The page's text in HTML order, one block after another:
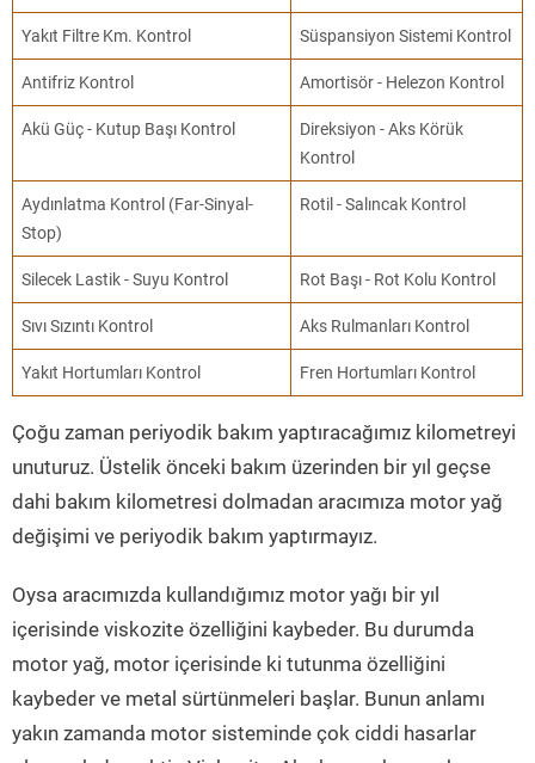
Yakıt Filtre Km. Kontrol Süspansiyon Sistemi Kontrol
Antifriz Kontrol Amortisör - Helezon Kontrol
Akü Güç - Kutup Başı Kontrol
Direksiyon - Aks Körük
Kontrol
Aydınlatma Kontrol (Far-Sinyal-
Stop)
Rotil - Salıncak Kontrol
Silecek Lastik - Suyu Kontrol Rot Başı - Rot Kolu Kontrol
Sıvı Sızıntı Kontrol Aks Rulmanları Kontrol
Yakıt Hortumları Kontrol Fren Hortumları Kontrol
Çoğu zaman periyodik bakım yaptıracağımız kilometreyi
unuturuz. Üstelik önceki bakım üzerinden bir yıl geçse
dahi bakım kilometresi dolmadan aracımıza motor yağ
değişimi ve periyodik bakım yaptırmayız.
Oysa aracımızda kullandığımız motor yağı bir yıl
içerisinde viskozite özelliğini kaybeder. Bu durumda
motor yağ, motor içerisinde ki tutunma özelliğini
kaybeder ve metal sürtünmeleri başlar. Bunun anlamı
yakın zamanda motor sisteminde çok ciddi hasarlar